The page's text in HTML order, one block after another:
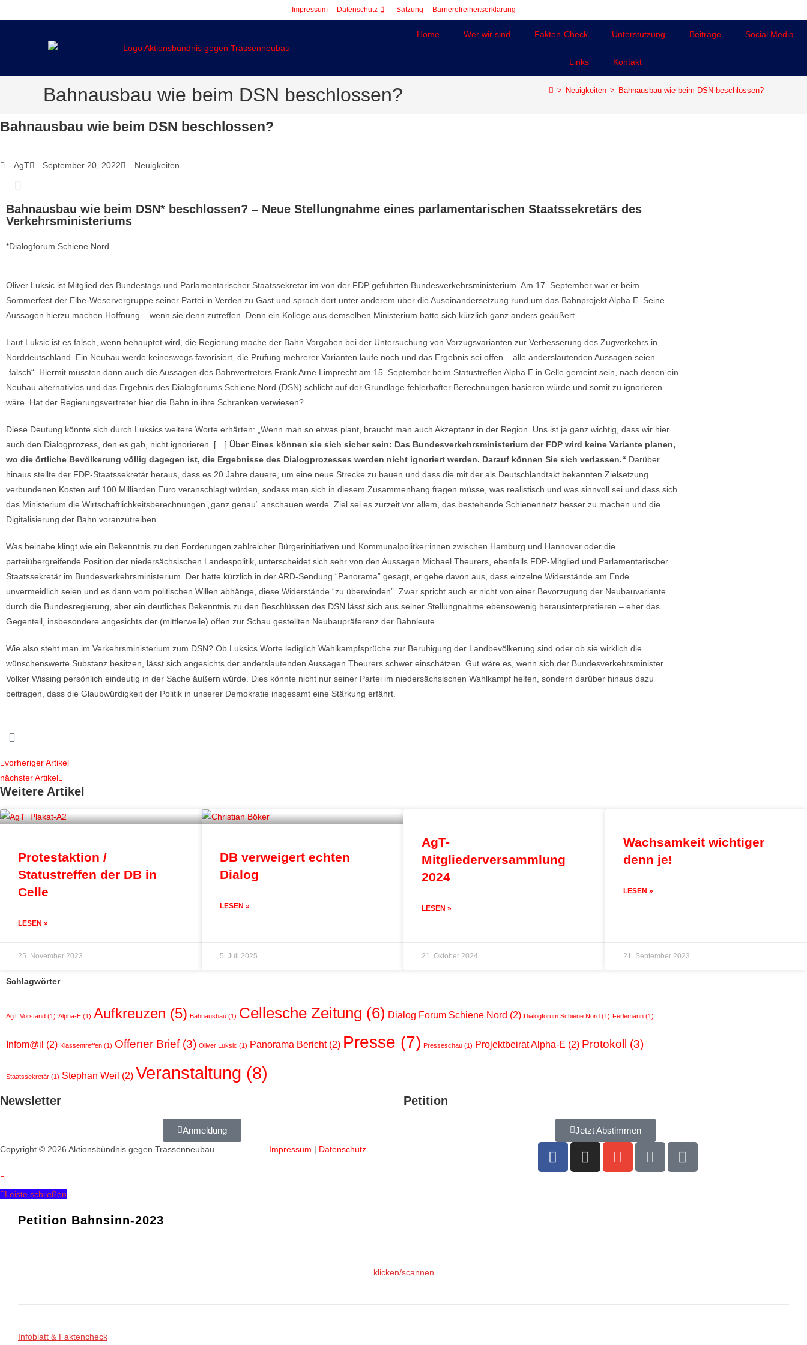
Impressum Datenschutz Satzung Barrierefreiheitserklärung
Home Wer wir sind Fakten-Check Unterstützung Beiträge Social Media
Links Kontakt
Bahnausbau wie beim DSN beschlossen? > Neuigkeiten > Bahnausbau wie beim DSN beschlossen?
Bahnausbau wie beim DSN beschlossen?
AgT September 20, 2022 Neuigkeiten
Bahnausbau wie beim DSN* beschlossen? – Neue Stellungnahme eines parlamentarischen Staatssekretärs des
Verkehrsministeriums
*Dialogforum Schiene Nord
Oliver Luksic ist Mitglied des Bundestags und Parlamentarischer Staatssekretär im von der FDP geführten Bundesverkehrsministerium. Am 17. September war er beim
Sommerfest der Elbe-Weservergruppe seiner Partei in Verden zu Gast und sprach dort unter anderem über die Auseinandersetzung rund um das Bahnprojekt Alpha E. Seine
Aussagen hierzu machen Hoffnung – wenn sie denn zutreffen. Denn ein Kollege aus demselben Ministerium hatte sich kürzlich ganz anders geäußert.
Laut Luksic ist es falsch, wenn behauptet wird, die Regierung mache der Bahn Vorgaben bei der Untersuchung von Vorzugsvarianten zur Verbesserung des Zugverkehrs in
Norddeutschland. Ein Neubau werde keineswegs favorisiert, die Prüfung mehrerer Varianten laufe noch und das Ergebnis sei offen – alle anderslautenden Aussagen seien
„falsch“. Hiermit müssten dann auch die Aussagen des Bahnvertreters Frank Arne Limprecht am 15. September beim Statustreffen Alpha E in Celle gemeint sein, nach denen ein
Neubau alternativlos und das Ergebnis des Dialogforums Schiene Nord (DSN) schlicht auf der Grundlage fehlerhafter Berechnungen basieren würde und somit zu ignorieren
wäre. Hat der Regierungsvertreter hier die Bahn in ihre Schranken verwiesen?
Diese Deutung könnte sich durch Luksics weitere Worte erhärten: „Wenn man so etwas plant, braucht man auch Akzeptanz in der Region. Uns ist ja ganz wichtig, dass wir hier
auch den Dialogprozess, den es gab, nicht ignorieren. […] Über Eines können sie sich sicher sein: Das Bundesverkehrsministerium der FDP wird keine Variante planen,
wo die örtliche Bevölkerung völlig dagegen ist, die Ergebnisse des Dialogprozesses werden nicht ignoriert werden. Darauf können Sie sich verlassen.“ Darüber
hinaus stellte der FDP-Staatssekretär heraus, dass es 20 Jahre dauere, um eine neue Strecke zu bauen und dass die mit der als Deutschlandtakt bekannten Zielsetzung
verbundenen Kosten auf 100 Milliarden Euro veranschlagt würden, sodass man sich in diesem Zusammenhang fragen müsse, was realistisch und was sinnvoll sei und dass sich
das Ministerium die Wirtschaftlichkeitsberechnungen „ganz genau“ anschauen werde. Ziel sei es zurzeit vor allem, das bestehende Schienennetz besser zu machen und die
Digitalisierung der Bahn voranzutreiben.
Was beinahe klingt wie ein Bekenntnis zu den Forderungen zahlreicher Bürgerinitiativen und Kommunalpolitker:innen zwischen Hamburg und Hannover oder die
parteiübergreifende Position der niedersächsischen Landespolitik, unterscheidet sich sehr von den Aussagen Michael Theurers, ebenfalls FDP-Mitglied und Parlamentarischer
Staatssekretär im Bundesverkehrsministerium. Der hatte kürzlich in der ARD-Sendung “Panorama” gesagt, er gehe davon aus, dass einzelne Widerstände am Ende
unvermeidlich seien und es dann vom politischen Willen abhänge, diese Widerstände “zu überwinden”. Zwar spricht auch er nicht von einer Bevorzugung der Neubauvariante
durch die Bundesregierung, aber ein deutliches Bekenntnis zu den Beschlüssen des DSN lässt sich aus seiner Stellungnahme ebensowenig herausinterpretieren – eher das
Gegenteil, insbesondere angesichts der (mittlerweile) offen zur Schau gestellten Neubaupräferenz der Bahnleute.
Wie also steht man im Verkehrsministerium zum DSN? Ob Luksics Worte lediglich Wahlkampfsprüche zur Beruhigung der Landbevölkerung sind oder ob sie wirklich die
wünschenswerte Substanz besitzen, lässt sich angesichts der anderslautenden Aussagen Theurers schwer einschätzen. Gut wäre es, wenn sich der Bundesverkehrsminister
Volker Wissing persönlich eindeutig in der Sache äußern würde. Dies könnte nicht nur seiner Partei im niedersächsischen Wahlkampf helfen, sondern darüber hinaus dazu
beitragen, dass die Glaubwürdigkeit der Politik in unserer Demokratie insgesamt eine Stärkung erfährt.
vorheriger Artikel
nächster Artikel
Weitere Artikel
Protestaktion /
Statustreffen der DB in
Celle
LESEN »
25. November 2023
DB verweigert echten
Dialog
LESEN »
5. Juli 2025
AgT-
Mitgliederversammlung
2024
LESEN »
21. Oktober 2024
Wachsamkeit wichtiger
denn je!
LESEN »
21. September 2023
Schlagwörter
AgT Vorstand (1) Alpha-E (1) Aufkreuzen (5) Bahnausbau (1) Cellesche Zeitung (6) Dialog Forum Schiene Nord (2) Dialogforum Schiene Nord (1) Ferlemann (1)
Infom@il (2) Klassentreffen (1) Offener Brief(3) Oliver Luksic (1) Panorama Bericht(2) Presse (7) Presseschau (1) Projektbeirat Alpha-E (2) Protokoll (3)
Staatssekretär (1) Stephan Weil (2) Veranstaltung (8)
Newsletter
Anmeldung
Petition
Jetzt Abstimmen
Copyright © 2026 Aktionsbündnis gegen Trassenneubau Impressum | Datenschutz
Leiste schließen
Petition Bahnsinn-2023
klicken/scannen
Infoblatt & Faktencheck